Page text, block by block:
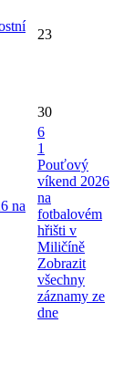
23
30
na
6
1
Pouťový
víkend 2026
na
fotbalovém
hřišti v
Miličíně
Zobrazit
všechny
záznamy ze
dne